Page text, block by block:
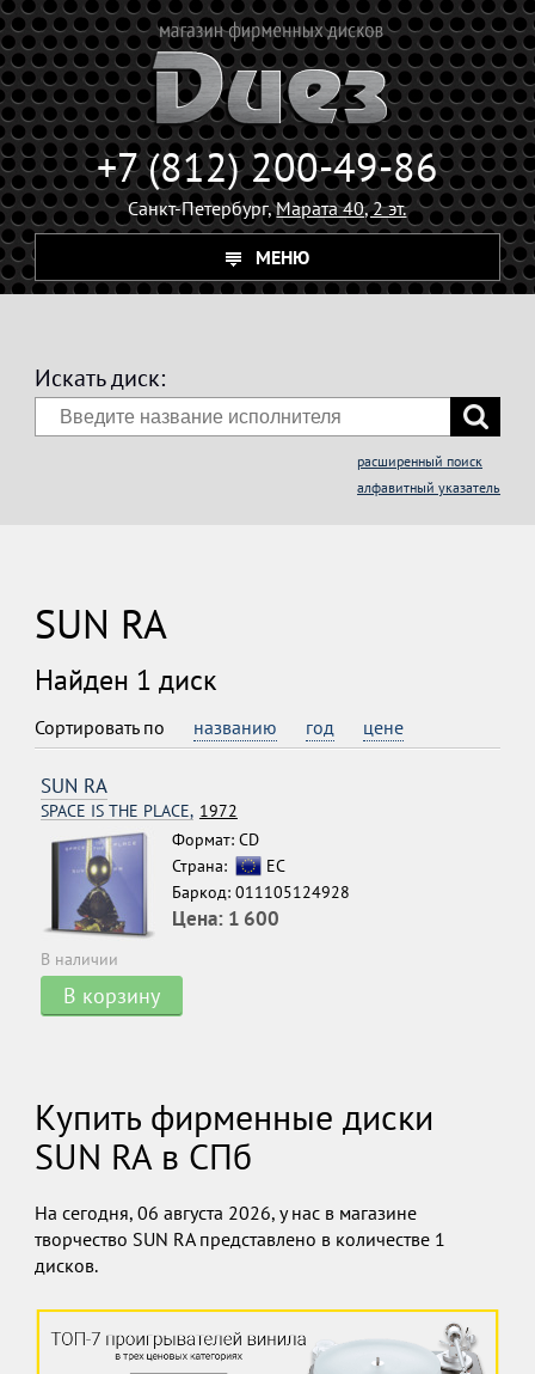
+7 (812) 200-49-86
Санкт-Петербург,Марата 40, 2 эт.
МЕНЮ
Искать диск:
расширенный поиск
алфавитный указатель
SUN RA
Найден 1 диск
Сортировать по названию год цене
SUN RA
SPACE IS THE PLACE, 1972
Формат: CD
Страна:
ЕС
Баркод: 011105124928
Цена: 1 600
В наличии
В корзину
Купить фирменные диски
SUN RA в СПб
На сегодня, 06 августа 2026, у нас в магазине
творчество SUN RA представлено в количестве 1
дисков.